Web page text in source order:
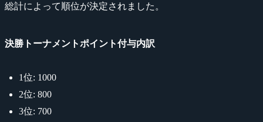
総計によって順位が決定されました。
決勝トーナメントポイント付与内訳
1位: 1000
2位: 800
3位: 700